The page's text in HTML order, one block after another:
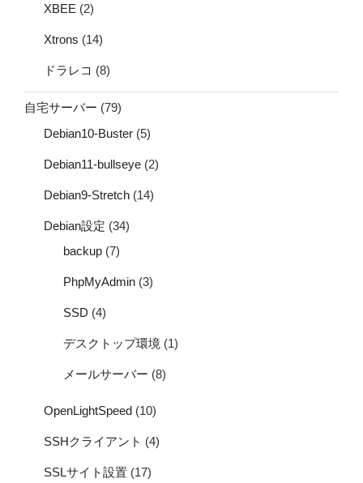
XBEE (2)
Xtrons (14)
ドラレコ (8)
自宅サーバー (79)
Debian10-Buster (5)
Debian11-bullseye (2)
Debian9-Stretch (14)
Debian設定 (34)
backup (7)
PhpMyAdmin (3)
SSD (4)
デスクトップ環境 (1)
メールサーバー (8)
OpenLightSpeed (10)
SSHクライアント (4)
SSLサイト設置 (17)